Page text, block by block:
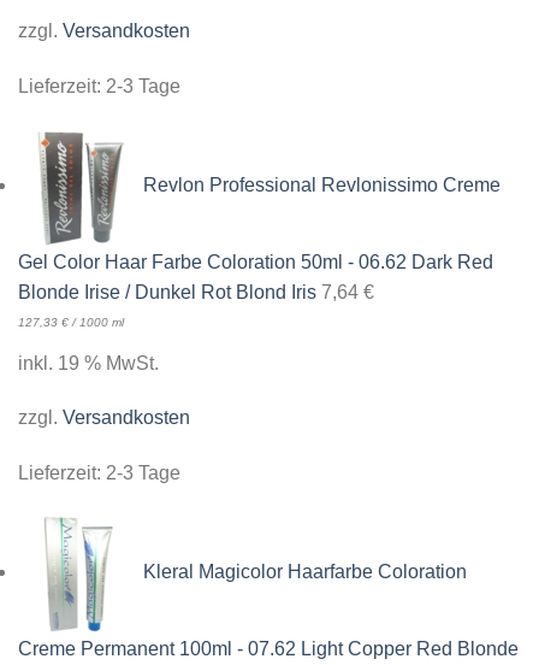
zzgl. Versandkosten
Lieferzeit: 2-3 Tage
Revlon Professional Revlonissimo Creme
Gel Color Haar Farbe Coloration 50ml - 06.62 Dark Red
Blonde Irise / Dunkel Rot Blond Iris 7,64 €
127,33 € / 1000 ml
inkl. 19 % MwSt.
zzgl. Versandkosten
Lieferzeit: 2-3 Tage
Kleral Magicolor Haarfarbe Coloration
Creme Permanent 100ml - 07.62 Light Copper Red Blonde